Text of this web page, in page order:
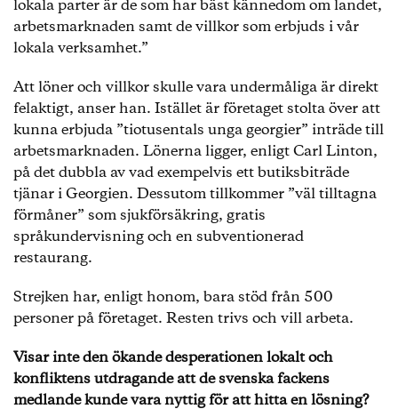
lokala parter är de som har bäst kännedom om landet,
arbetsmarknaden samt de villkor som erbjuds i vår
lokala verksamhet.”
Att löner och villkor skulle vara undermåliga är direkt
felaktigt, anser han. Istället är företaget stolta över att
kunna erbjuda ”tiotusentals unga georgier” inträde till
arbetsmarknaden. Lönerna ligger, enligt Carl Linton,
på det dubbla av vad exempelvis ett butiksbiträde
tjänar i Georgien. Dessutom tillkommer ”väl tilltagna
förmåner” som sjukförsäkring, gratis
språkundervisning och en subventionerad
restaurang.
Strejken har, enligt honom, bara stöd från 500
personer på företaget. Resten trivs och vill arbeta.
Visar inte den ökande desperationen lokalt och
konfliktens utdragande att de svenska fackens
medlande kunde vara nyttig för att hitta en lösning?